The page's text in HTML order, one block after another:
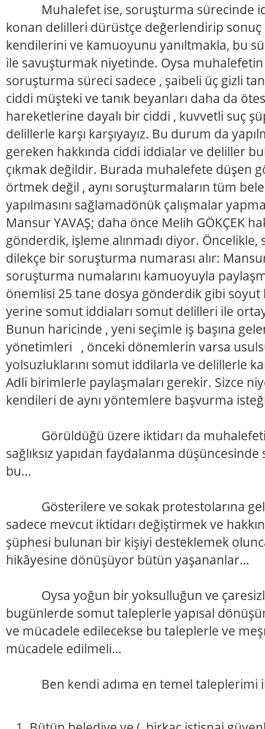
Muhalefet ise, soruşturma sürecinde
konan delilleri dürüstçe değerlendirip sonuç
kendilerini ve kamuoyunu yanıltmakla, bu
ile savuşturmak niyetinde. Oysa
soruşturma süreci sadece , şaibeli üç gizli
ciddi müşteki ve tanık beyanları daha da
hareketlerine dayalı bir ciddi , kuvvetli suç
delillerle karşı karşıyayız. Bu durum da
gereken hakkında ciddi iddialar ve deliller
çıkmak değildir. Burada muhalefete düşen
örtmek değil , aynı soruşturmaların tüm
yapılmasını sağlamadönük çalışmalar
Mansur YAVAŞ; daha önce Melih GÖKÇEK
gönderdik, işleme alınmadı diyor. Öncelikle,
dilekçe bir soruşturma numarası alır: Mansur
soruşturma numalarını kamuoyuyla
önemlisi 25 tane dosya gönderdik gibi
yerine somut iddiaları somut delilleri ile
Bunun haricinde , yeni seçimle iş başına
yönetimleri , önceki dönemlerin varsa
yolsuzluklarını somut iddilarla ve delillerle
Adli birimlerle paylaşmaları gerekir. Sizce
kendileri de aynı yöntemlere başvurma
Görüldüğü üzere iktidarı da muhalefeti
sağlıksız yapıdan faydalanma
bu…
Gösterilere ve sokak protestolarına
sadece mevcut iktidarı değiştirmek ve
şüphesi bulunan bir kişiyi desteklemek
hikâyesine dönüşüyor bütün yaşananlar…
Oysa yoğun bir yoksulluğun ve
bugünlerde somut taleplerle yapısal
ve mücadele edilecekse bu taleplerle ve
mücadele edilmeli…
Ben kendi adıma en temel taleplerimi